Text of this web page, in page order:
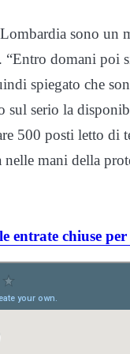
sono un
domani poi
spiegato che
serio la
500 posti letto di
mani della
entrate chiuse